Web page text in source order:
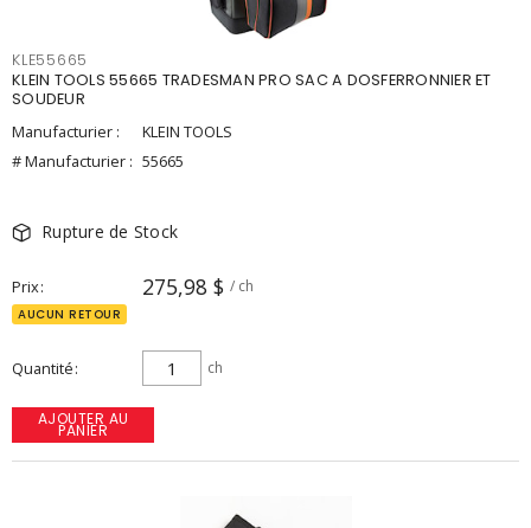
KLE55665
KLEIN TOOLS 55665 TRADESMAN PRO SAC A DOSFERRONNIER ET
SOUDEUR
Manufacturier :
KLEIN TOOLS
# Manufacturier : 55665
Rupture de Stock
Prix 275,98 $ / ch
AUCUN RETOUR
Quantité ch
AJOUTER AU
PANIER